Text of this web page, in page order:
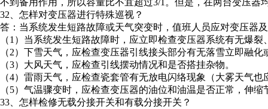
不到备用作用，所以容量比不宜超过3/1。但是，在两台变压器
32、怎样对变压器进行特殊巡视？
答：当系统发生短路故障或天气突变时，值班人员应对变压器
（1）当系统发生短路故障时，应立即检查变压器系统有无爆
（2）下雪天气，应检查变压器引线接头部分有无落雪立即融
（3）大风天气，应检查引线摆动情况和是否搭挂杂物。
（4）雷雨天气，应检查瓷套管有无放电闪络现象（大雾天气
（5）气温骤变时，应检查变压器的油位和油温是否正常，伸
33、怎样检修无载分接开关和有载分接开关？